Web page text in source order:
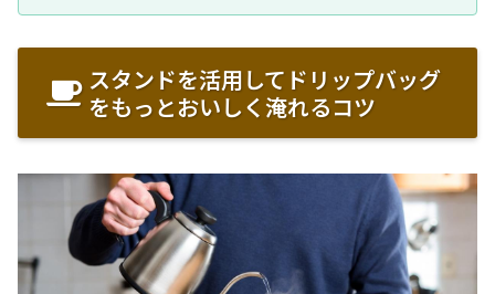
スタンドを活用してドリップバッグ
をもっとおいしく淹れるコツ